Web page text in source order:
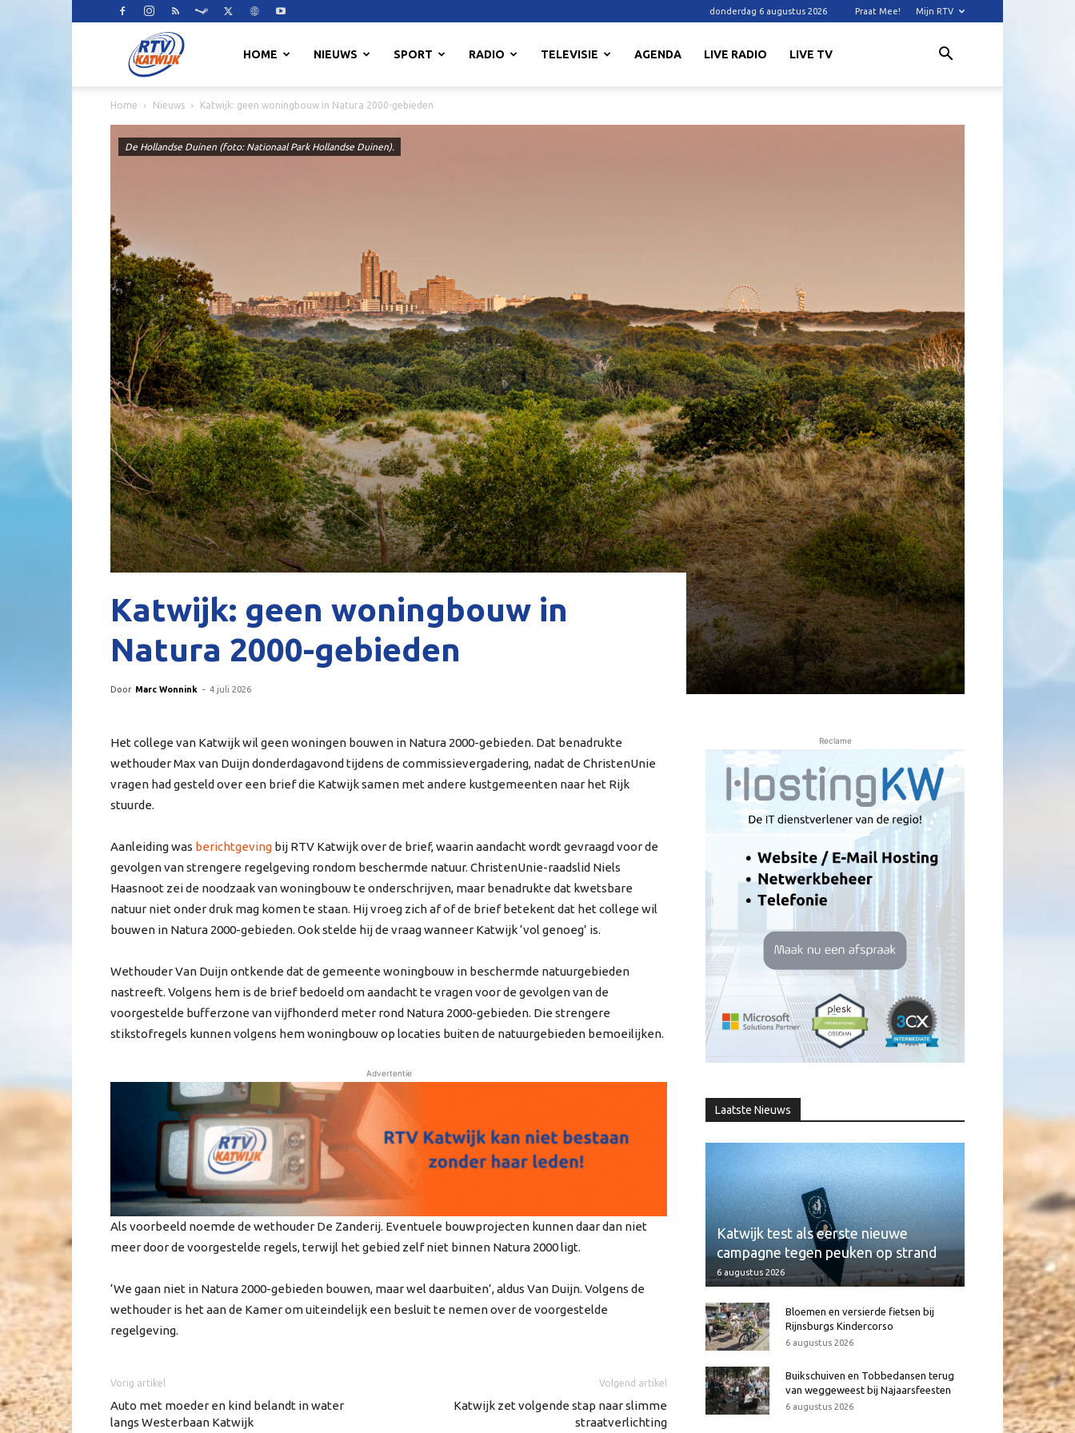
donderdag 6 augustus 2026 Praat Mee! Mijn RTV
HOME NIEUWS SPORT RADIO TELEVISIE AGENDA LIVE RADIO LIVE TV
Home Nieuws Katwijk: geen woningbouw in Natura 2000-gebieden
De Hollandse Duinen (foto: Nationaal Park Hollandse Duinen).
Katwijk: geen woningbouw in
Natura 2000-gebieden
Door Marc Wonnink - 4 juli 2026
Het college van Katwijk wil geen woningen bouwen in Natura 2000-gebieden. Dat benadrukte
wethouder Max van Duijn donderdagavond tijdens de commissievergadering, nadat de ChristenUnie
vragen had gesteld over een brief die Katwijk samen met andere kustgemeenten naar het Rijk
stuurde.
Aanleiding was berichtgeving bij RTV Katwijk over de brief, waarin aandacht wordt gevraagd voor de
gevolgen van strengere regelgeving rondom beschermde natuur. ChristenUnie-raadslid Niels
Haasnoot zei de noodzaak van woningbouw te onderschrijven, maar benadrukte dat kwetsbare
natuur niet onder druk mag komen te staan. Hij vroeg zich af of de brief betekent dat het college wil
bouwen in Natura 2000-gebieden. Ook stelde hij de vraag wanneer Katwijk ‘vol genoeg’ is.
Wethouder Van Duijn ontkende dat de gemeente woningbouw in beschermde natuurgebieden
nastreeft. Volgens hem is de brief bedoeld om aandacht te vragen voor de gevolgen van de
voorgestelde bufferzone van vijfhonderd meter rond Natura 2000-gebieden. Die strengere
stikstofregels kunnen volgens hem woningbouw op locaties buiten de natuurgebieden bemoeilijken.
Advertentie
Als voorbeeld noemde de wethouder De Zanderij. Eventuele bouwprojecten kunnen daar dan niet
meer door de voorgestelde regels, terwijl het gebied zelf niet binnen Natura 2000 ligt.
‘We gaan niet in Natura 2000-gebieden bouwen, maar wel daarbuiten’, aldus Van Duijn. Volgens de
wethouder is het aan de Kamer om uiteindelijk een besluit te nemen over de voorgestelde
regelgeving.
Vorig artikel
Auto met moeder en kind belandt in water
langs Westerbaan Katwijk
Volgend artikel
Katwijk zet volgende stap naar slimme
straatverlichting
Reclame
Laatste Nieuws
Katwijk test als eerste nieuwe
campagne tegen peuken op strand
6 augustus 2026
Bloemen en versierde fietsen bij
Rijnsburgs Kindercorso
6 augustus 2026
Buikschuiven en Tobbedansen terug
van weggeweest bij Najaarsfeesten
6 augustus 2026